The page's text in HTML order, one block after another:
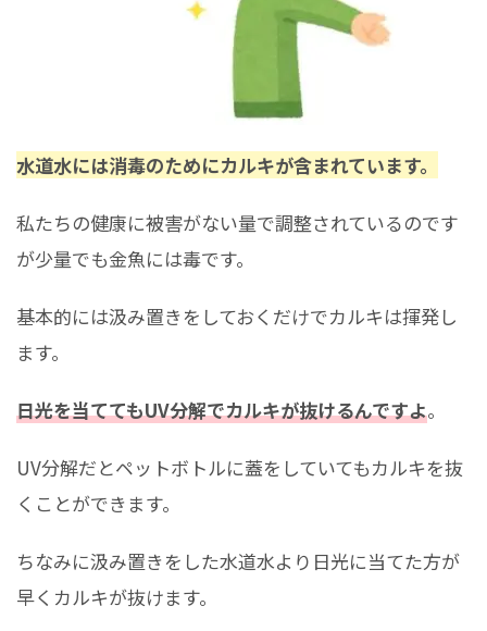
水道水には消毒のためにカルキが含まれています。
私たちの健康に被害がない量で調整されているのです
が少量でも金魚には毒です。
基本的には汲み置きをしておくだけでカルキは揮発し
ます。
日光を当ててもUV分解でカルキが抜けるんですよ。
UV分解だとペットボトルに蓋をしていてもカルキを抜
くことができます。
ちなみに汲み置きをした水道水より日光に当てた方が
早くカルキが抜けます。